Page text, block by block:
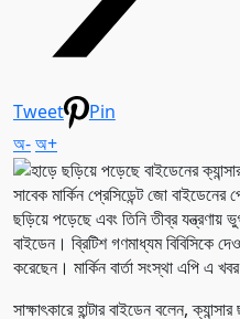
Tweet
Pin
অ-অ+
সাবেক মার্কিন প্রেসিডেন্ট জো
ছড়িয়ে পড়েছে এবং তিনি তীব্র যন্ত্রণায়
বাইডেন। ব্রিটিশ গণমাধ্যম বিবিসিকে
করেছেন। মার্কিন বার্তা সংস্থা এপি এ
সাক্ষাৎকারে হান্টার বাইডেন বলেন,